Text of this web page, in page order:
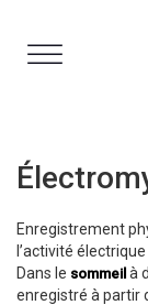
contenu
Enregistrement
l’activité
Dans le sommeil à
enregistré à partir